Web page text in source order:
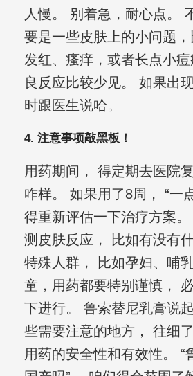
人慢。 别着急，耐心点。
要是一些皮肤上的小问题
发红、瘙痒，或者长点小
良反应比较少见。 如果出
时跟医生说哈。
4. 注意事项敲黑板！
用药期间， 得定期去医院
咋样。 如果用了8周， “一
得重新评估一下治疗方案
测皮肤反应， 比如有没有
特殊人群， 比如孕妇、哺
童，用药都要特别谨慎，
下进行。 鲁索替尼乳膏说
些需要注意的地方， 往细
用药的安全性和有效性。 “